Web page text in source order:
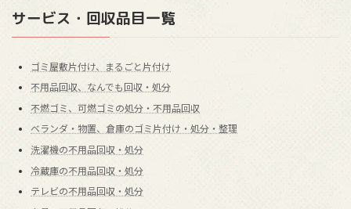
サービス・回収品目一覧
ゴミ屋敷片付け、まるごと片付け
不用品回収、なんでも回収・処分
不燃ゴミ、可燃ゴミの処分・不用品回収
ベランダ・物置、倉庫のゴミ片付け・処分・整理
洗濯機の不用品回収・処分
冷蔵庫の不用品回収・処分
テレビの不用品回収・処分